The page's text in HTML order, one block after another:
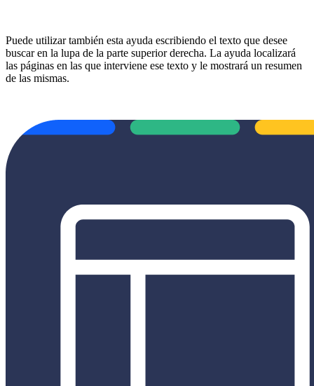
Puede utilizar también esta ayuda escribiendo el texto que desee
buscar en la lupa de la parte superior derecha. La ayuda localizará
las páginas en las que interviene ese texto y le mostrará un resumen
de las mismas.